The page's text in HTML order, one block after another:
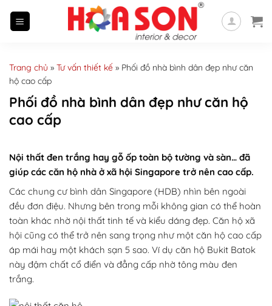
Trang chủ » Tư vấn thiết kế » Phối đồ nhà bình dân đẹp như căn
hộ cao cấp
Phối đồ nhà bình dân đẹp như căn hộ
cao cấp
Nội thất đen trắng hay gỗ ốp toàn bộ tường và sàn… đã
giúp các căn hộ nhà ở xã hội Singapore trở nên cao cấp.
Các chung cư bình dân Singapore (HDB) nhìn bên ngoài
đều đơn điệu. Nhưng bên trong mỗi không gian có thể hoàn
toàn khác nhờ nội thất tinh tế và kiểu dáng đẹp. Căn hộ xã
hội cũng có thể trở nên sang trọng như một căn hộ cao cấp
áp mái hay một khách sạn 5 sao. Ví dụ căn hộ Bukit Batok
này đậm chất cổ điển và đẳng cấp nhờ tông màu đen
trắng.